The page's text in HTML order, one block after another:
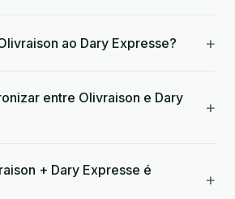
ao Dary Expresse? +
entre Olivraison e Dary
+
+ Dary Expresse é
+